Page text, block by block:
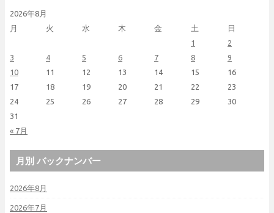
2026年8月
月
火 水 木 金 土 日
« 7月
1
2
3
4 5 6 7 8
9
10
11 12 13 14 15
16
17
18 19 20 21 22
23
24
25 26 27 28 29
30
31
月別 バックナンバー
2026年8月
2026年7月